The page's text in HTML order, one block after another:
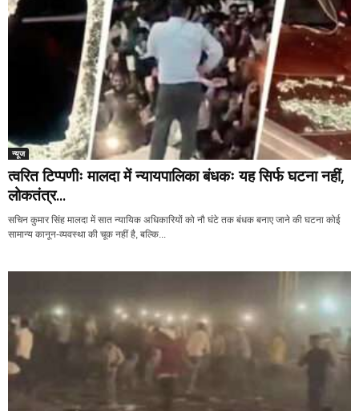
न्यूज
त्वरित टिप्पणीः मालदा में न्यायपालिका बंधकः यह सिर्फ घटना नहीं,
लोकतंत्र...
सचिन कुमार सिंह मालदा में सात न्यायिक अधिकारियों को नौ घंटे तक बंधक बनाए जाने की घटना कोई
सामान्य कानून-व्यवस्था की चूक नहीं है, बल्कि...